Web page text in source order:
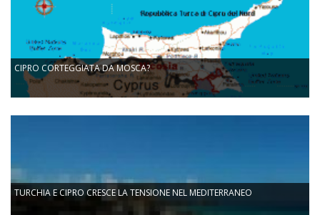
CIPRO CORTEGGIATA DA MOSCA?
TURCHIA E CIPRO CRESCE LA TENSIONE NEL MEDITERRANEO